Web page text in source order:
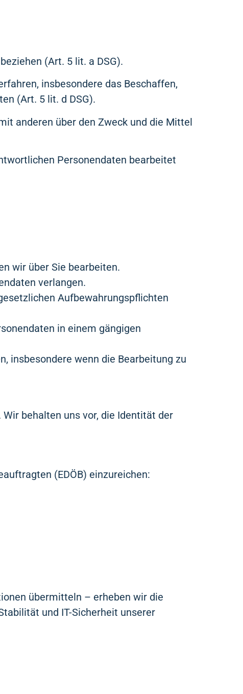
(Art. 5 lit. a DSG).
insbesondere das Beschaffen,
(Art. 5 lit. d DSG).
anderen über den Zweck und die Mittel
Personendaten bearbeitet
wir über Sie bearbeiten.
verlangen.
Aufbewahrungspflichten
in einem gängigen
insbesondere wenn die Bearbeitung zu
behalten uns vor, die Identität der
(EDÖB) einzureichen:
übermitteln – erheben wir die
und IT-Sicherheit unserer